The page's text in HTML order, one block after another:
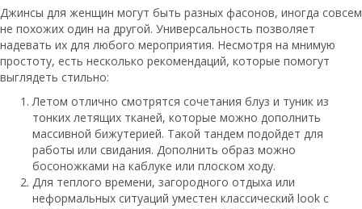
Джинсы для женщин могут быть разных фасонов, иногда совсем
не похожих один на другой. Универсальность позволяет
надевать их для любого мероприятия. Несмотря на мнимую
простоту, есть несколько рекомендаций, которые помогут
выглядеть стильно:
Летом отлично смотрятся сочетания блуз и туник из
тонких летящих тканей, которые можно дополнить
массивной бижутерией. Такой тандем подойдет для
работы или свидания. Дополнить образ можно
босоножками на каблуке или плоском ходу.
Для теплого времени, загородного отдыха или
неформальных ситуаций уместен классический look с